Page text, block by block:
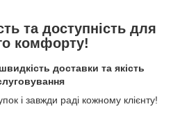
та доступність для
комфорту!
доставки та якість
і завжди раді кожному клієнту!